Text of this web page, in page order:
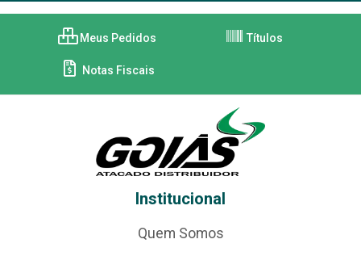
Meus Pedidos Títulos
Notas Fiscais
Institucional
Quem Somos